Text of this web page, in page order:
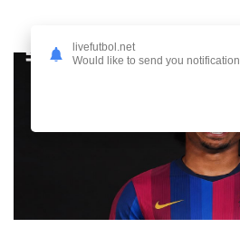
livefutbol.net
Would like to send you